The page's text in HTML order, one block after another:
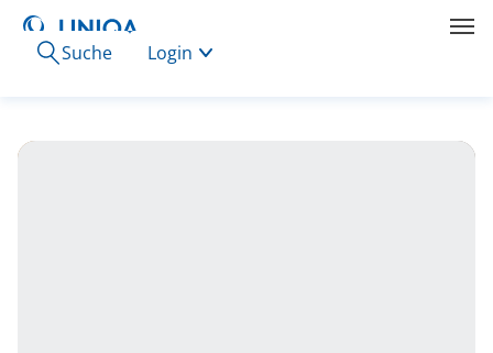
Suche Login